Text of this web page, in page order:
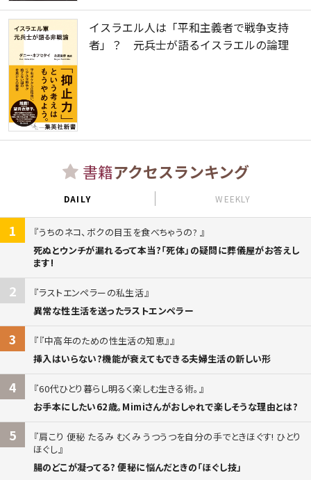
イスラエル人は「平和主義者で戦争支持
者」？ 元兵士が語るイスラエルの論理
書籍アクセスランキング
DAILY WEEKLY
1
うちのネコ、ボクの目玉を食べちゃうの?
死ぬとウンチが漏れるって本当?「死体」の疑問に葬儀屋がお答えし
ます!
2
ラストエンペラーの私生活
異常な性生活を送ったラストエンペラー
3
『中高年のための性生活の知恵』
挿入はいらない?機能が衰えてもできる夫婦生活の新しい形
4
60代ひとり暮らし明るく楽しむ生きる術。
お手本にしたい62歳。Mimiさんがおしゃれで楽しそうな理由とは?
5
肩こり 便秘 たるみ むくみ うつうつを自分の手でときほぐす! ひとり
ほぐし
腸のどこが凝ってる? 便秘に悩んだときの「ほぐし技」